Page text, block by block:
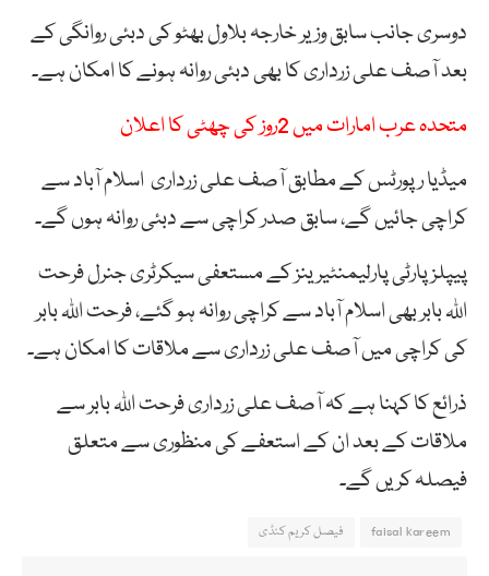
دوسری جانب سابق وزیر خارجہ بلاول بھٹو کی دبئی روانگی کے
بعد آصف علی زرداری کا بھی دبئی روانہ ہونے کا امکان ہے۔
متحدہ عرب امارات میں 2روز کی چھٹی کا اعلان
میڈیا رپورٹس کے مطابق آصف علی زرداری اسلام آباد سے
کراچی جائیں گے، سابق صدر کراچی سے دبئی روانہ ہوں گے۔
پیپلز پارٹی پارلیمنٹیرینز کے مستعفی سیکرٹری جنرل فرحت
اللہ بابر بھی اسلام آباد سے کراچی روانہ ہو گئے، فرحت اللہ بابر
کی کراچی میں آصف علی زرداری سے ملاقات کا امکان ہے۔
ذرائع کا کہنا ہے کہ آصف علی زرداری فرحت اللہ بابر سے
ملاقات کے بعد ان کے استعفے کی منظوری سے متعلق
فیصلہ کریں گے۔
faisal kareem فیصل کریم کنڈی